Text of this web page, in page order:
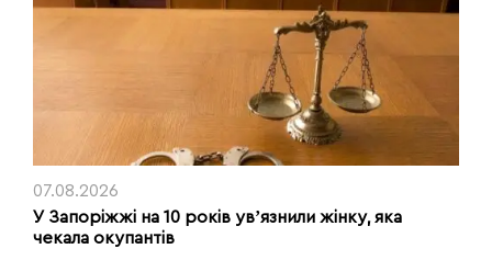
07.08.2026
У Запоріжжі на 10 років увʼязнили жінку, яка
чекала окупантів